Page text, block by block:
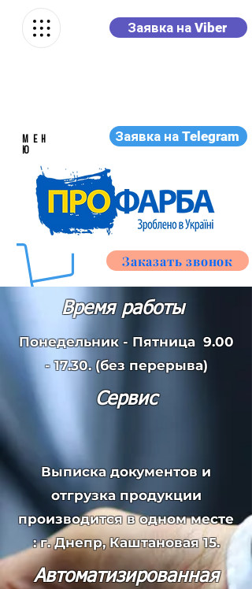
Заявка на Viber
Заявка на Telegram
МЕН
Ю
Заказать звонок
Время работы
Понедельник - Пятница9.00
- 17.30. (без перерыва)
Сервис
Выписка документов и
отгрузка продукции
производится в одном месте
:г. Днепр, Каштановая 15.
Автоматизированная